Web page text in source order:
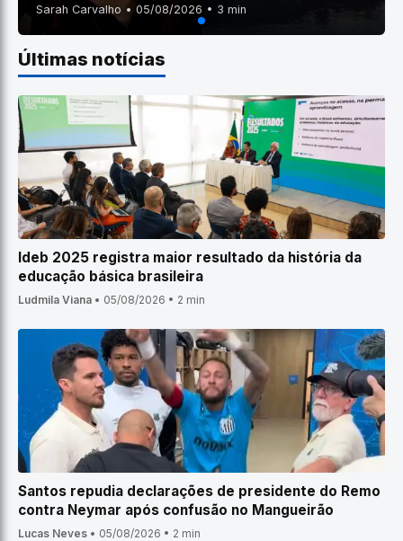
Sarah Carvalho • 05/08/2026 • 3 min
Últimas notícias
Ideb 2025 registra maior resultado da história da
educação básica brasileira
Ludmila Viana • 05/08/2026 • 2 min
Santos repudia declarações de presidente do Remo
contra Neymar após confusão no Mangueirão
Lucas Neves • 05/08/2026 • 2 min